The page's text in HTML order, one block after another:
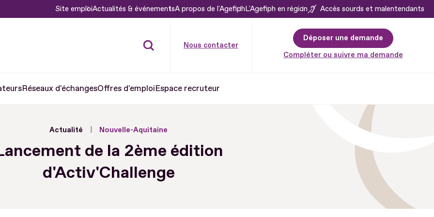
Site emploiActualités & événementsA propos de l'AgefiphL'Agefiph en région Accès sourds et malentendants
Nous contacter
Déposer une demande
Compléter ou suivre ma demande
Réseaux d'échangesOffres d'emploiEspace recruteur
Actualité Nouvelle-Aquitaine
de la 2ème édition
d'Activ'Challenge